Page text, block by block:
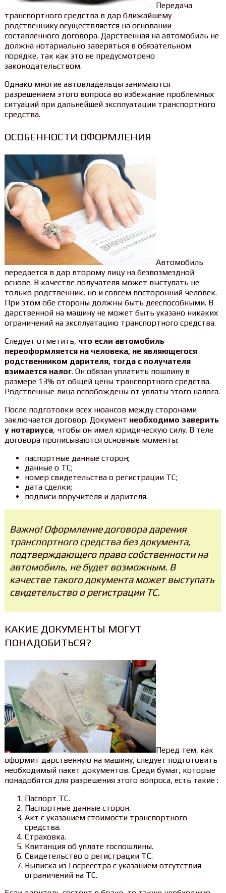
Передача
транспортного средства в дар ближайшему
родственнику осуществляется на основании
составленного договора. Дарственная на автомобиль не
должна нотариально заверяться в обязательном
порядке, так как это не предусмотрено
законодательством.
Однако многие автовладельцы занимаются
разрешением этого вопроса во избежание проблемных
ситуаций при дальнейшей эксплуатации транспортного
средства.
ОСОБЕННОСТИ ОФОРМЛЕНИЯ
Автомобиль
передается в дар второму лицу на безвозмездной
основе. В качестве получателя может выступать не
только родственник, но и совсем посторонний человек.
При этом обе стороны должны быть дееспособными. В
дарственной на машину не может быть указано никаких
ограничений на эксплуатацию транспортного средства.
Следует отметить, что если автомобиль
переоформляется на человека, не являющегося
родственником дарителя, тогда с получателя
взимается налог. Он обязан уплатить пошлину в
размере 13% от общей цены транспортного средства.
Родственные лица освобождены от уплаты этого налога.
После подготовки всех нюансов между сторонами
заключается договор. Документ необходимо заверить
у нотариуса, чтобы он имел юридическую силу. В теле
договора прописываются основные моменты:
паспортные данные сторон;
данные о ТС;
номер свидетельства о регистрации ТС;
дата сделки;
подписи поручителя и дарителя.
Важно! Оформление договора дарения
транспортного средства без документа,
подтверждающего право собственности на
автомобиль, не будет возможным. В
качестве такого документа может выступать
свидетельство о регистрации ТС.
КАКИЕ ДОКУМЕНТЫ МОГУТ
ПОНАДОБИТЬСЯ?
Перед тем, как
оформит дарственную на машину, следует подготовить
необходимый пакет документов. Среди бумаг, которые
понадобятся для разрешения этого вопроса, есть такие :
Паспорт ТС.
Паспортные данные сторон.
Акт с указанием стоимости транспортного
средства.
Страховка.
Квитанция об уплате госпошлины.
Свидетельство о регистрации ТС.
Выписка из Госреестра с указанием отсутствия
ограничений на ТС.